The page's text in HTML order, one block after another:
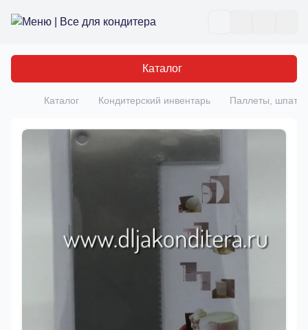
Все для кондитера
Каталог
Главная
Каталог Кондитерский инвентарь Паллеты,